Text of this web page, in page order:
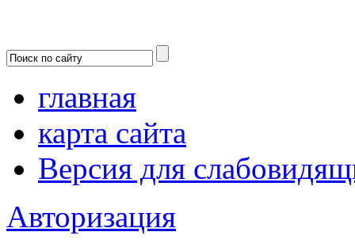
главная
карта сайта
Версия для
Авторизация